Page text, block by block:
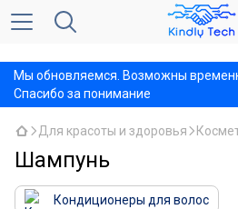
Мы обновляемся. Возможны
Спасибо за понимание
Для красоты и здоровья
Шампунь
Кондиционеры для волос